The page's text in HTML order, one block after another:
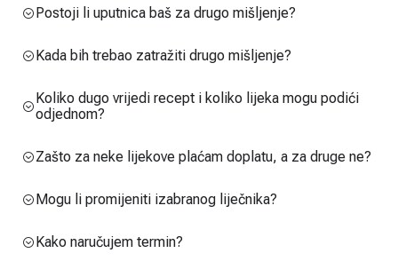
Postoji li uputnica baš za drugo mišljenje?
Kada bih trebao zatražiti drugo mišljenje?
Koliko dugo vrijedi recept i koliko lijeka mogu podići
odjednom?
Zašto za neke lijekove plaćam doplatu, a za druge ne?
Mogu li promijeniti izabranog liječnika?
Kako naručujem termin?